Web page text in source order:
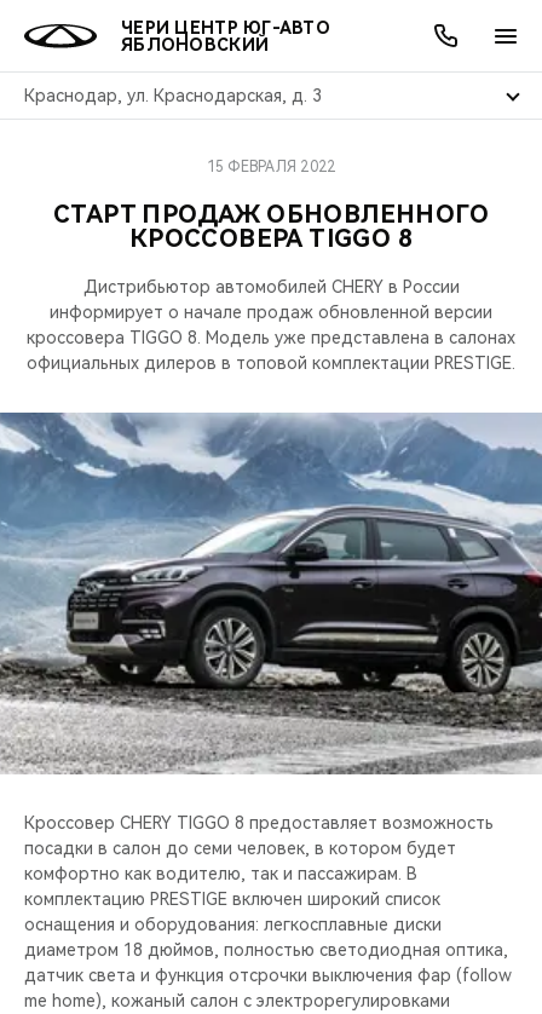
ЧЕРИ ЦЕНТР ЮГ-АВТО
ЯБЛОНОВСКИЙ
Краснодар, ул. Краснодарская, д. 3
МОДЕЛИ
ВСЕ МОДЕЛИ
КРОССОВЕРЫ
НОВИНКИ
ПОКУПАТЕЛЯМ
ВЫБОР И ПОКУПКА
КРЕДИТ И СТРАХОВАНИЕ
ВЛАДЕЛЬЦАМ
ЗАПЧАСТИ И АКСЕССУАРЫ
ПОДДЕРЖКА
CHERY CONNECT
МИР CHERY
О БРЕНДЕ
CHERY В СОЦСЕТЯХ
ЛЮДИ CHERY
БЛАГОТВОРИТЕЛЬНОСТЬ
CHERY REMOTE
CHERY И СПОРТ
НАШИ МЕРОПРИЯТИЯ
ВИДЕООБЗОРЫ
АКЦИИ
ВЫГОДЫ И АКЦИИ
ОНЛАЙН СЕРВИСЫ
ВЫБОР И ПОКУПКА
КРЕДИТ
О КОМПАНИИ
МЫ В СОЦСЕТЯХ
СТАРТ ПРОДАЖ ОБНОВЛЕННОГО
КРОССОВЕРА TIGGO 8
15 ФЕВРАЛЯ 2022
Дистрибьютор автомобилей CHERY в России
информирует о начале продаж обновленной версии
кроссовера TIGGO 8. Модель уже представлена в салонах
официальных дилеров в топовой комплектации PRESTIGE.
Кроссовер CHERY TIGGO 8 предоставляет возможность
посадки в салон до семи человек, в котором будет
комфортно как водителю, так и пассажирам. В
комплектацию PRESTIGE включен широкий список
оснащения и оборудования: легкосплавные диски
диаметром 18 дюймов, полностью светодиодная оптика,
датчик света и функция отсрочки выключения фар (follow
me home), кожаный салон с электрорегулировками